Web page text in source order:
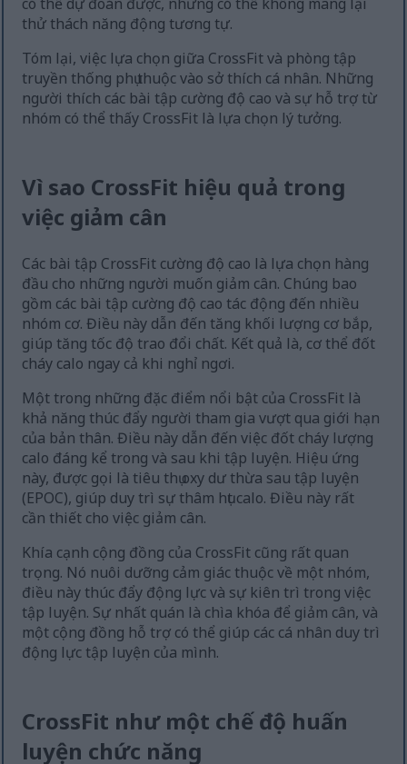
có thể dự đoán được, nhưng có thể không mang lại
thử thách năng động tương tự.
Tóm lại, việc lựa chọn giữa CrossFit và phòng tập
truyền thống phụ thuộc vào sở thích cá nhân. Những
người thích các bài tập cường độ cao và sự hỗ trợ từ
nhóm có thể thấy CrossFit là lựa chọn lý tưởng.
Vì sao CrossFit hiệu quả trong
việc giảm cân
Các bài tập CrossFit cường độ cao là lựa chọn hàng
đầu cho những người muốn giảm cân. Chúng bao
gồm các bài tập cường độ cao tác động đến nhiều
nhóm cơ. Điều này dẫn đến tăng khối lượng cơ bắp,
giúp tăng tốc độ trao đổi chất. Kết quả là, cơ thể đốt
cháy calo ngay cả khi nghỉ ngơi.
Một trong những đặc điểm nổi bật của CrossFit là
khả năng thúc đẩy người tham gia vượt qua giới hạn
của bản thân. Điều này dẫn đến việc đốt cháy lượng
calo đáng kể trong và sau khi tập luyện. Hiệu ứng
này, được gọi là tiêu thụ oxy dư thừa sau tập luyện
(EPOC), giúp duy trì sự thâm hụt calo. Điều này rất
cần thiết cho việc giảm cân.
Khía cạnh cộng đồng của CrossFit cũng rất quan
trọng. Nó nuôi dưỡng cảm giác thuộc về một nhóm,
điều này thúc đẩy động lực và sự kiên trì trong việc
tập luyện. Sự nhất quán là chìa khóa để giảm cân, và
một cộng đồng hỗ trợ có thể giúp các cá nhân duy trì
động lực tập luyện của mình.
CrossFit như một chế độ huấn
luyện chức năng